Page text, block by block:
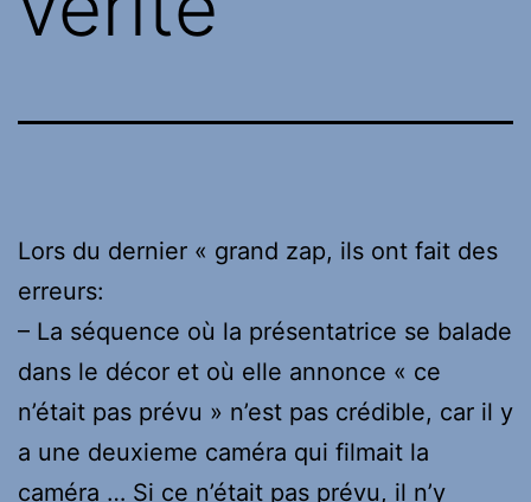
Lors du dernier « grand zap, ils ont fait des
erreurs:
– La séquence où la présentatrice se balade
dans le décor et où elle annonce « ce
n’était pas prévu » n’est pas crédible, car il y
a une deuxieme caméra qui filmait la
caméra … Si ce n’était pas prévu, il n’y